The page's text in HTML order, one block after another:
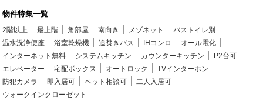
物件特集一覧
2階以上 最上階 角部屋 南向き メゾネット
バストイレ別
温水洗浄便座
浴室乾燥機 追焚きバス IHコンロ
オール電化
インターネット無料
システムキッチン カウンターキッチン
P2台可
エレベーター
宅配ボックス オートロック
TVインターホン
防犯カメラ
即入居可 ペット相談可
二人入居可
ウォークインクローゼット